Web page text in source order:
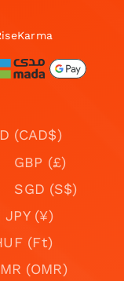
(CAD$)
GBP (£)
SGD (S$)
JPY (¥)
(Ft)
(OMR)